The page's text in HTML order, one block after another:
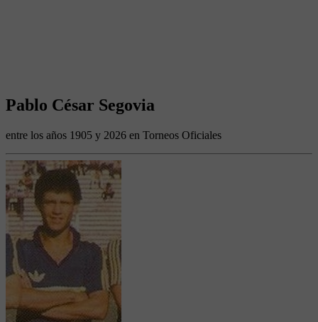
Pablo César Segovia
entre los años 1905 y 2026 en Torneos Oficiales